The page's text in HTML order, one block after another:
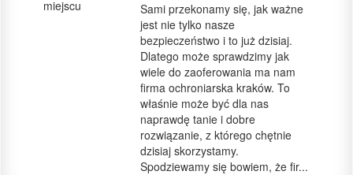
Sami przekonamy się, jak ważne
jest nie tylko nasze
bezpieczeństwo i to już dzisiaj.
Dlatego może sprawdzimy jak
wiele do zaoferowania ma nam
firma ochroniarska kraków. To
właśnie może być dla nas
naprawdę tanie i dobre
rozwiązanie, z którego chętnie
dzisiaj skorzystamy.
Spodziewamy się bowiem, że fir...